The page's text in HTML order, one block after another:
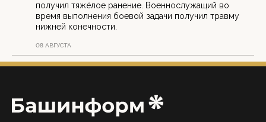
получил тяжёлое ранение. Военнослужащий во
время выполнения боевой задачи получил травму
нижней конечности.
08 АВГУСТА